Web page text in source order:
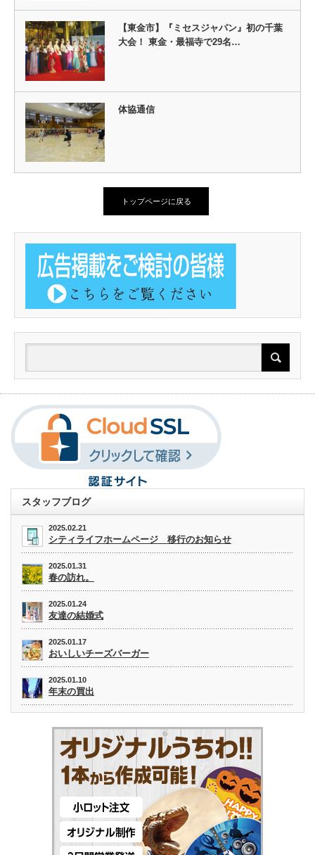
【東金市】『ミセスジャパン』初の千葉
大会！ 東金・最福寺で29名…
体協通信
トップページに戻る
スタッフブログ
2025.02.21
シティライフホームページ 移行のお知らせ
2025.01.31
春の訪れ。
2025.01.24
友達の結婚式
2025.01.17
おいしいチーズバーガー
2025.01.10
年末の買出